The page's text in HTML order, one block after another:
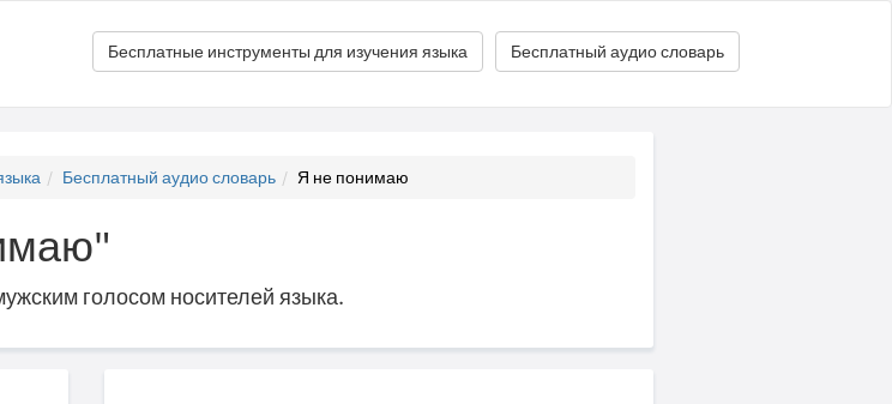
Бесплатный аудио словарь
Бесплатные инструменты для изучения языка
Бесплатный аудио словарь Я не понимаю
голосом носителей языка.